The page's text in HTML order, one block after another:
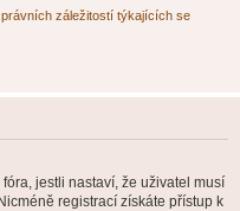
záležitostí týkajících se
jestli nastaví, že uživatel musí
registrací získáte přístup k